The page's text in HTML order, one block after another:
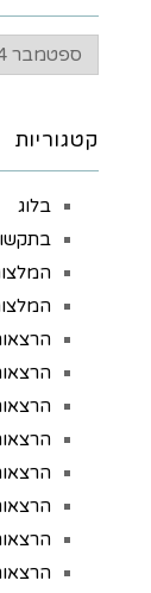
קטגוריות
בלוג